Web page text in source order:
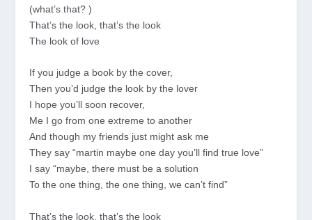
(what’s that? )
That’s the look, that’s the look
The look of love
If you judge a book by the cover,
Then you’d judge the look by the lover
I hope you’ll soon recover,
Me I go from one extreme to another
And though my friends just might ask me
They say “martin maybe one day you’ll find true love”
I say “maybe, there must be a solution
To the one thing, the one thing, we can’t find”
That’s the look, that’s the look